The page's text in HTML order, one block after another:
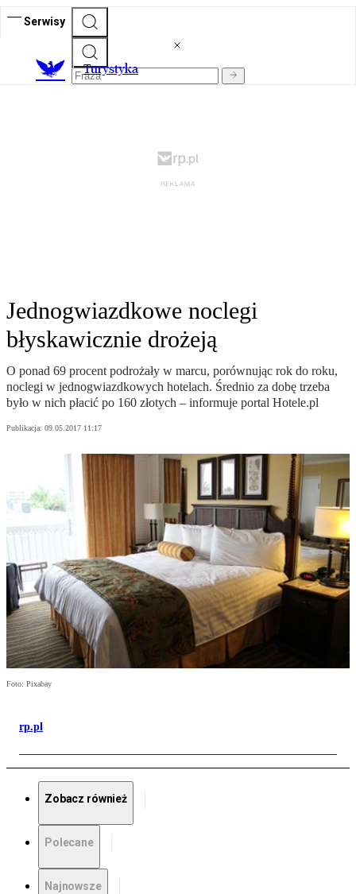
Serwisy
Turystyka
Jednogwiazdkowe noclegi
błyskawicznie drożeją
O ponad 69 procent podrożały w marcu, porównując rok do roku,
noclegi w jednogwiazdkowych hotelach. Średnio za dobę trzeba
było w nich płacić po 160 złotych – informuje portal Hotele.pl
Publikacja: 09.05.2017 11:17
Foto: Pixabay
rp.pl
Zobacz również
Polecane
Najnowsze